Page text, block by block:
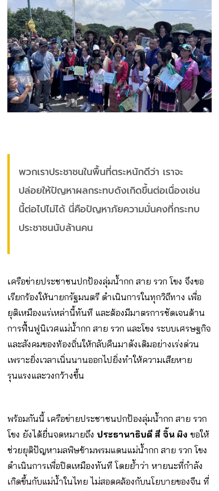
พวกเราประชาชนในพื้นที่ตระหนักดีว่า เราจะ
ปล่อยให้ปัญหาผลกระทบดังเกิดขึ้นต่อเนื่องเช่น
นี้ต่อไปไม่ได้ นี่คือปัญหาภัยความมั่นคงที่กระทบ
ประชาชนนับล้านคน
เครือข่ายประชาชนปกป้องลุ่มน้ำกก สาย รวก โขง จึงขอ
เรียกร้องให้นายกรัฐมนตรี ดำเนินการในทุกวิถีทาง เพื่อ
ยุติเหมืองแร่เหล่านี้ทันที และต้องมีมาตรการชัดเจนด้าน
การฟื้นฟูนิเวศแม่น้ำกก สาย รวก และโขง ระบบเศรษฐกิจ
และสังคมของท้องถิ่นให้กลับคืนมาดังเดิมอย่างเร่งด่วน
เพราะยิ่งเวลาเนิ่นนานออกไปยิ่งทำให้ความเสียหาย
รุนแรงและวงกว้างขึ้น
พร้อมกันนี้ เครือข่ายประชาชนปกป้องลุ่มน้ำกก สาย รวก
โขง ยังได้ยื่นจดหมายถึง ประธานาธิบดี สี จิ้น ผิง ขอให้
ช่วยยุติปัญหามลพิษข้ามพรมแดนแม่น้ำกก สาย รวก โขง
ดำเนินการเพื่อปิดเหมืองทันที โดยย้ำว่า หายนะที่กำลัง
เกิดขึ้นกับแม่น้ำในไทย ไม่สอดคล้องกับนโยบายของจีน ที่